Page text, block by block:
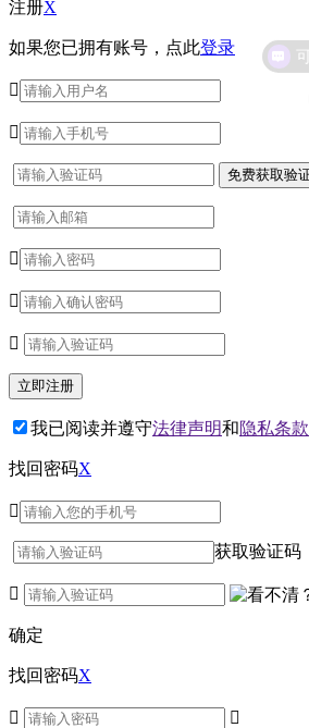
注册X
如果您已拥有账号，点此登录





我已阅读并遵守法律声明和隐私条款
找回密码X

获取验证码

确定
找回密码X
 